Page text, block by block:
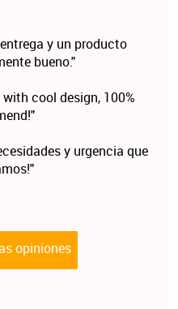
y un producto
bueno."
cool design, 100%
y urgencia que
opiniones